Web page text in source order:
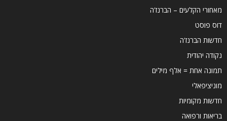
מאחורי הקלעים – הברנז'ה
דוס פוסט
חדשות הברנז'ה
נקודה יהודית
תמונה אחת = אלף מילים
מוניציפאלי
חדשות מקומיות
בריאות ורפואה